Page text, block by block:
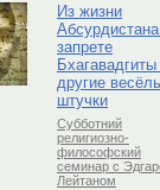
Из жизни
запрете
Бхагавадгиты
другие
штучки
Субботний
религиозно-
философский
семинар с
Лейтаном